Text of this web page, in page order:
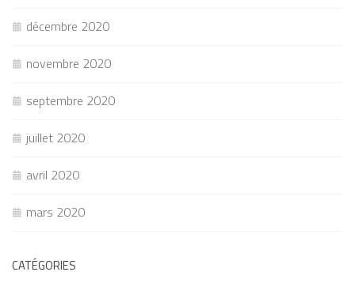
décembre 2020
novembre 2020
septembre 2020
juillet 2020
avril 2020
mars 2020
CATÉGORIES